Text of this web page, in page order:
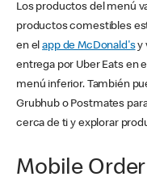
Los productos del menú
productos comestibles
en elapp de McDonald'sy
entrega por Uber Eats en
menú inferior. También
Grubhub o Postmates
cerca de ti y explorar
Mobile